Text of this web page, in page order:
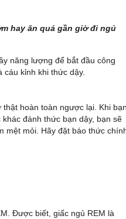
hay ăn quá gần giờ đi ngủ
năng lượng để bắt đầu công
kỉnh khi thức dậy.
hoàn toàn ngược lại. Khi
đánh thức bạn dậy, bạn sẽ
mệt mỏi. Hãy đặt báo thức
Được biết, giấc ngủ REM là